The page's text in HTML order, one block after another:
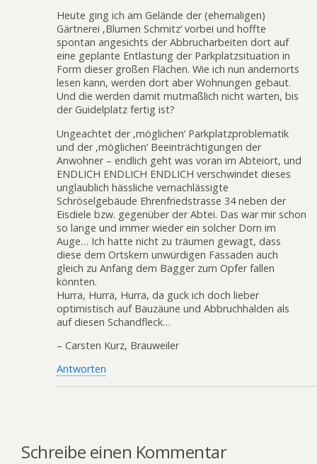
Heute ging ich am Gelände der (ehemaligen)
Gärtnerei ‚Blumen Schmitz‘ vorbei und hoffte
spontan angesichts der Abbrucharbeiten dort auf
eine geplante Entlastung der Parkplatzsituation in
Form dieser großen Flächen. Wie ich nun andernorts
lesen kann, werden dort aber Wohnungen gebaut.
Und die werden damit mutmaßlich nicht warten, bis
der Guidelplatz fertig ist?
Ungeachtet der ‚möglichen‘ Parkplatzproblematik
und der ‚möglichen‘ Beeinträchtigungen der
Anwohner – endlich geht was voran im Abteiort, und
ENDLICH ENDLICH ENDLICH verschwindet dieses
unglaublich hässliche vernachlässigte
Schröselgebäude Ehrenfriedstrasse 34 neben der
Eisdiele bzw. gegenüber der Abtei. Das war mir schon
so lange und immer wieder ein solcher Dorn im
Auge… Ich hatte nicht zu träumen gewagt, dass
diese dem Ortskern unwürdigen Fassaden auch
gleich zu Anfang dem Bagger zum Opfer fallen
könnten.
Hurra, Hurra, Hurra, da guck ich doch lieber
optimistisch auf Bauzäune und Abbruchhalden als
auf diesen Schandfleck…
– Carsten Kurz, Brauweiler
Antworten
Schreibe einen Kommentar